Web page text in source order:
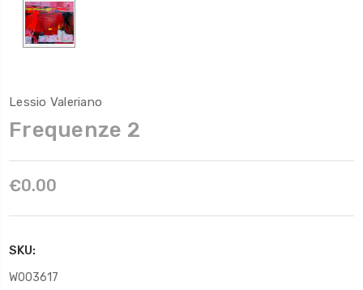
Lessio Valeriano
Frequenze 2
€0.00
SKU:
W003617